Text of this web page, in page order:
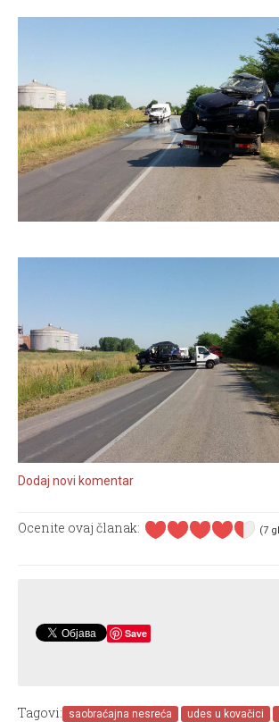
Dodaj novi komentar
Ocenite ovaj članak: (7
Save
Tagovi: saobraćajna nesreća udes u kovačici